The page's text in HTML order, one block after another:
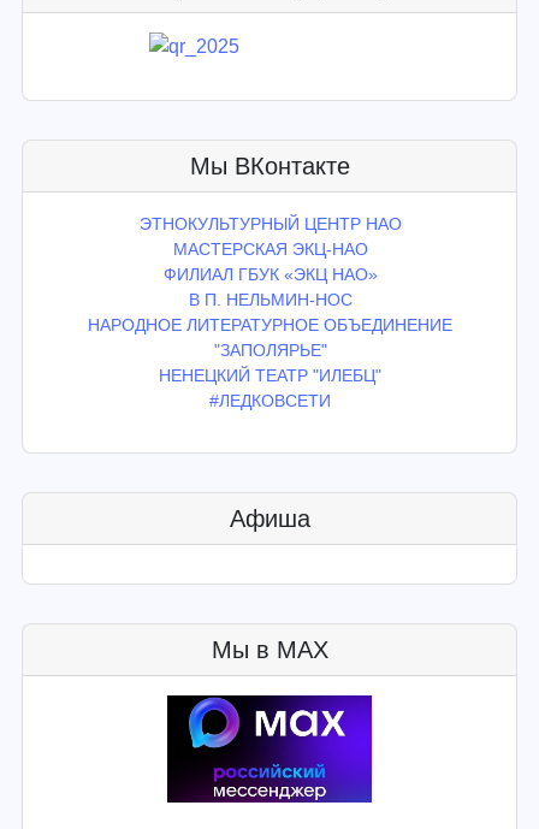
Мы ВКонтакте
ЭТНОКУЛЬТУРНЫЙ ЦЕНТР НАО
МАСТЕРСКАЯ ЭКЦ-НАО
ФИЛИАЛ ГБУК «ЭКЦ НАО»
В П. НЕЛЬМИН-НОС
НАРОДНОЕ ЛИТЕРАТУРНОЕ ОБЪЕДИНЕНИЕ
"ЗАПОЛЯРЬЕ"
НЕНЕЦКИЙ ТЕАТР "ИЛЕБЦ"
#ЛЕДКОВСЕТИ
Афиша
Мы в MAX